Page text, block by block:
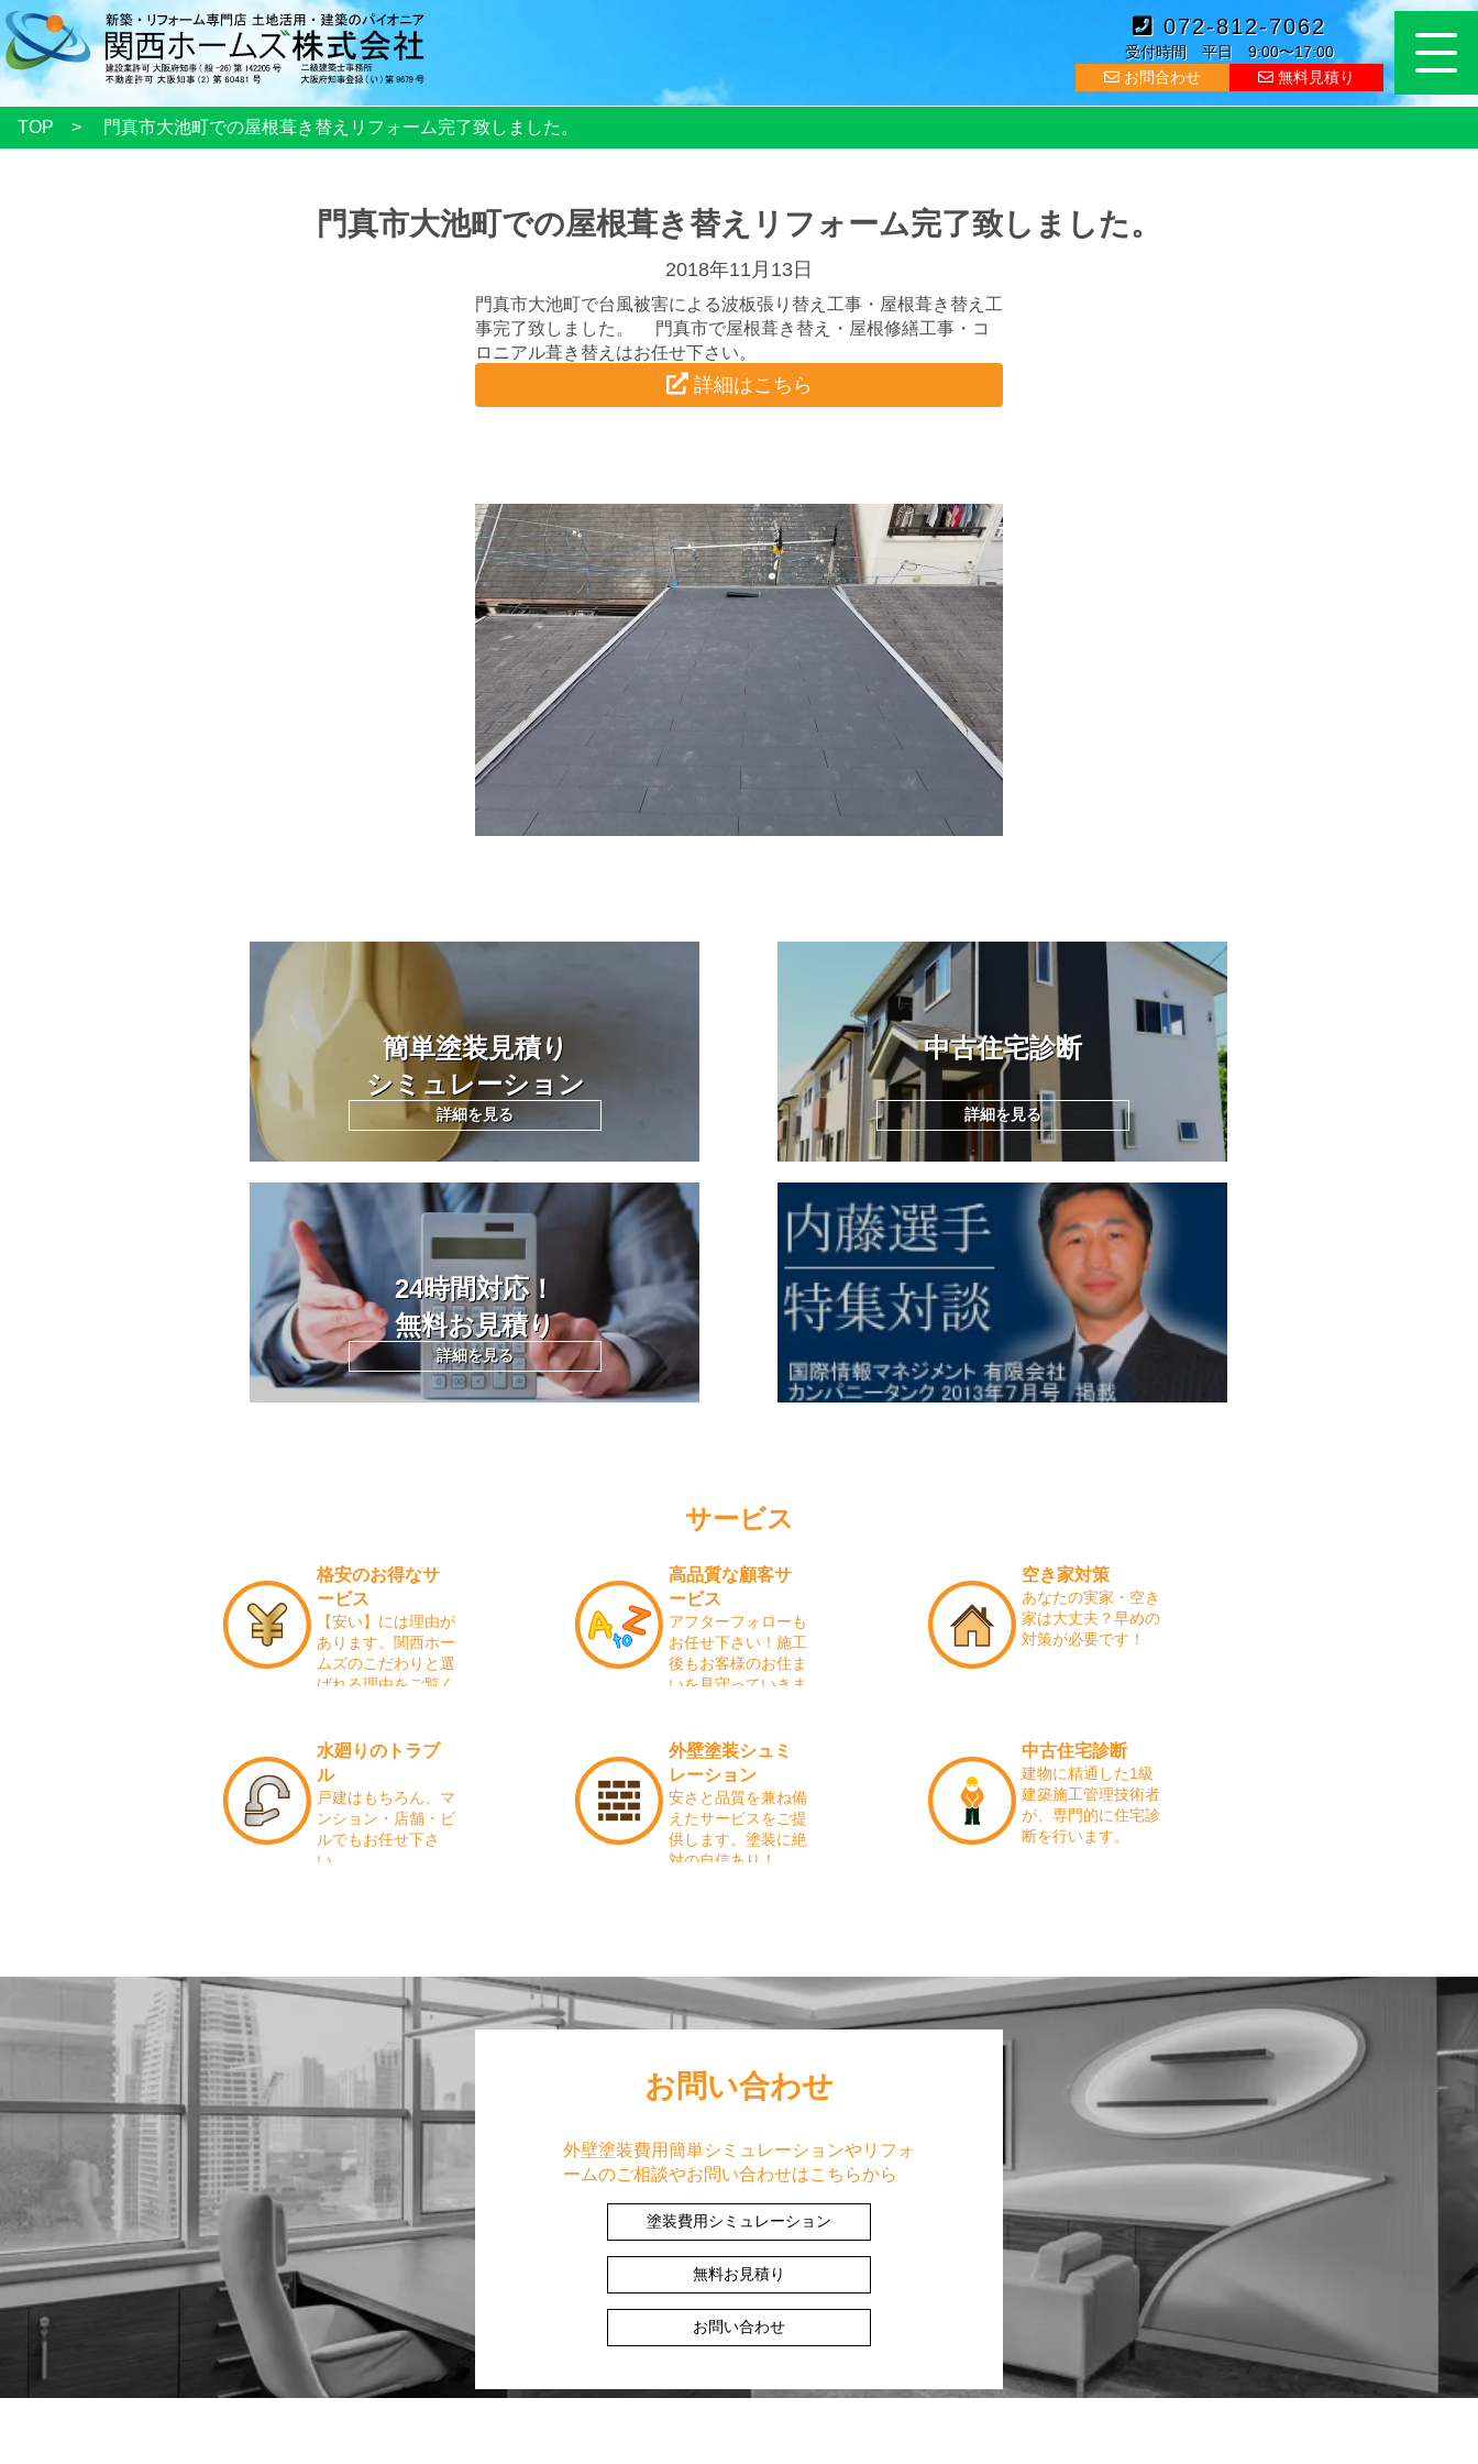
072-812-7062
受付時間 平日 9:00〜17:00
お問合わせ
無料見積り
TOP 門真市大池町での屋根葺き替えリフォーム完了致しました。
門真市大池町での屋根葺き替えリフォーム完了致しました。
2018年11月13日
門真市大池町で台風被害による波板張り替え工事・屋根葺き替え工
事完了致しました。 門真市で屋根葺き替え・屋根修繕工事・コ
ロニアル葺き替えはお任せ下さい。
詳細はこちら
簡単塗装見積り
シミュレーション
詳細を見る
中古住宅診断
詳細を見る
24時間対応！
無料お見積り
詳細を見る
サービス
格安のお得なサ
ービス
【安い】には理由が
あります。関西ホー
ムズのこだわりと選
ばれる理由をご覧く
高品質な顧客サ
ービス
アフターフォローも
お任せ下さい！施工
後もお客様のお住ま
いを見守っていきま
空き家対策
あなたの実家・空き
家は大丈夫？早めの
対策が必要です！
水廻りのトラブ
ル
戸建はもちろん、マ
ンション・店舗・ビ
ルでもお任せ下さ
い。
外壁塗装シュミ
レーション
安さと品質を兼ね備
えたサービスをご提
供します。塗装に絶
対の自信あり！
中古住宅診断
建物に精通した1級
建築施工管理技術者
が、専門的に住宅診
断を行います。
お問い合わせ
外壁塗装費用簡単シミュレーションやリフォ
ームのご相談やお問い合わせはこちらから
塗装費用シミュレーション
無料お見積り
お問い合わせ